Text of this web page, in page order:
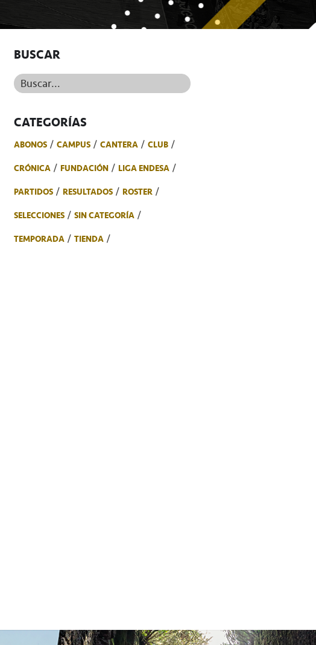
BUSCAR
Buscar...
CATEGORÍAS
ABONOS CAMPUS CANTERA
CLUB
CRÓNICA
FUNDACIÓN
LIGA ENDESA
PARTIDOS
RESULTADOS
ROSTER
SELECCIONES
SIN CATEGORÍA
TEMPORADA
TIENDA